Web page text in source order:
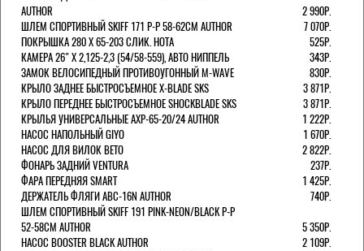
AUTHOR
2 990Р.
ШЛЕМ СПОРТИВНЫЙ SKIFF 171 Р-Р 58-62СМ AUTHOR
7 070Р.
ПОКРЫШКА 280 X 65-203 СЛИК. HOTA
525Р.
КАМЕРА 26" X 2,125-2,3 (54/58-559), АВТО НИППЕЛЬ
343Р.
ЗАМОК ВЕЛОСИПЕДНЫЙ ПРОТИВОУГОННЫЙ M-WAVE
830Р.
КРЫЛО ЗАДНЕЕ БЫСТРОСЪЕМНОЕ X-BLADE SKS
3 871Р.
КРЫЛО ПЕРЕДНЕЕ БЫСТРОСЪЕМНОЕ SHOCKBLADE SKS
3 871Р.
КРЫЛЬЯ УНИВЕРСАЛЬНЫЕ AXP-65-20/24 AUTHOR
1 222Р.
НАСОС НАПОЛЬНЫЙ GIYO
1 670Р.
НАСОС ДЛЯ ВИЛОК ВЕТО
2 822Р.
ФОНАРЬ ЗАДНИЙ VENTURA
237Р.
ФАРА ПЕРЕДНЯЯ SMART
1 425Р.
ДЕРЖАТЕЛЬ ФЛЯГИ ABC-16N AUTHOR
740Р.
ШЛЕМ СПОРТИВНЫЙ SKIFF 191 PINK-NEON/BLACK Р-Р
52-58СМ AUTHOR
5 350Р.
НАСОС BOOSTER BLACK AUTHOR
2 109Р.